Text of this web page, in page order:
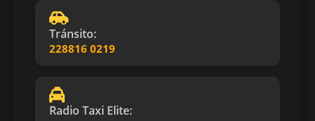
Tránsito:
228816 0219
Radio Taxi Elite: